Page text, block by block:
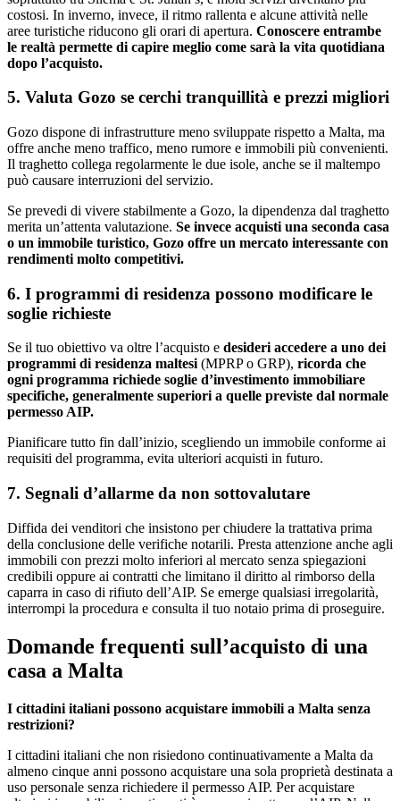
costosi. In inverno, invece, il ritmo rallenta e alcune attività nelle
aree turistiche riducono gli orari di apertura. Conoscere entrambe
le realtà permette di capire meglio come sarà la vita quotidiana
dopo l’acquisto.
5. Valuta Gozo se cerchi tranquillità e prezzi migliori
Gozo dispone di infrastrutture meno sviluppate rispetto a Malta, ma
offre anche meno traffico, meno rumore e immobili più convenienti.
Il traghetto collega regolarmente le due isole, anche se il maltempo
può causare interruzioni del servizio.
Se prevedi di vivere stabilmente a Gozo, la dipendenza dal traghetto
merita un’attenta valutazione. Se invece acquisti una seconda casa
o un immobile turistico, Gozo offre un mercato interessante con
rendimenti molto competitivi.
6. I programmi di residenza possono modificare le
soglie richieste
Se il tuo obiettivo va oltre l’acquisto e desideri accedere a uno dei
programmi di residenza maltesi (MPRP o GRP), ricorda che
ogni programma richiede soglie d’investimento immobiliare
specifiche, generalmente superiori a quelle previste dal normale
permesso AIP.
Pianificare tutto fin dall’inizio, scegliendo un immobile conforme ai
requisiti del programma, evita ulteriori acquisti in futuro.
7. Segnali d’allarme da non sottovalutare
Diffida dei venditori che insistono per chiudere la trattativa prima
della conclusione delle verifiche notarili. Presta attenzione anche agli
immobili con prezzi molto inferiori al mercato senza spiegazioni
credibili oppure ai contratti che limitano il diritto al rimborso della
caparra in caso di rifiuto dell’AIP. Se emerge qualsiasi irregolarità,
interrompi la procedura e consulta il tuo notaio prima di proseguire.
Domande frequenti sull’acquisto di una
casa a Malta
I cittadini italiani possono acquistare immobili a Malta senza
restrizioni?
I cittadini italiani che non risiedono continuativamente a Malta da
almeno cinque anni possono acquistare una sola proprietà destinata a
uso personale senza richiedere il permesso AIP. Per acquistare